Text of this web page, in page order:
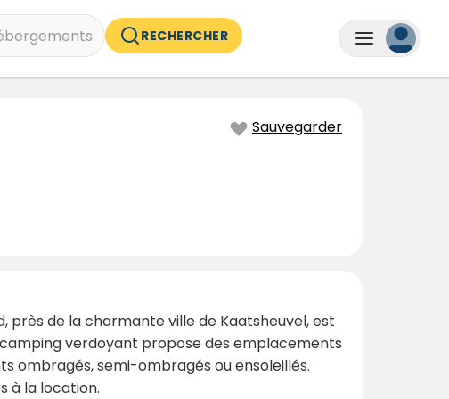
RECHERCHER
Sauvegarder
près de la charmante ville de Kaatsheuvel, est
verdoyant propose des emplacements
ombragés, semi-ombragés ou ensoleillés.
à la location.